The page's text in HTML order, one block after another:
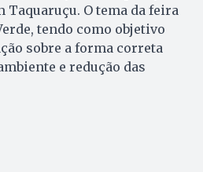
Taquaruçu. O tema da feira
tendo como objetivo
sobre a forma correta
e redução das